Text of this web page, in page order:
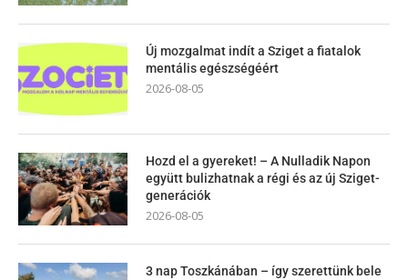
Új mozgalmat indít a Sziget a fiatalok
mentális egészségéért
2026-08-05
Hozd el a gyereket! – A Nulladik Napon
együtt bulizhatnak a régi és az új Sziget-
generációk
2026-08-05
3 nap Toszkánában – így szerettünk bele